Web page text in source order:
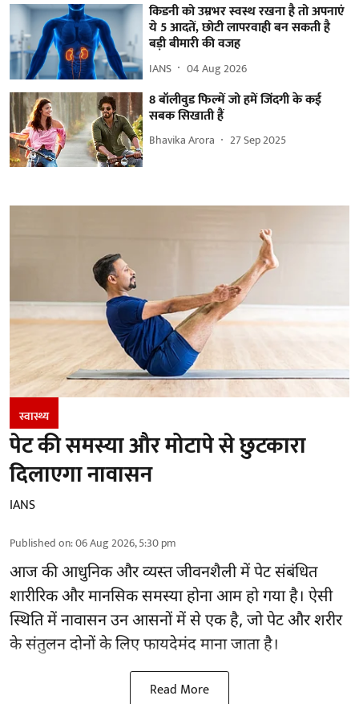
किडनी को उम्रभर स्वस्थ रखना है तो अपनाएं
ये 5 आदतें, छोटी लापरवाही बन सकती है
बड़ी बीमारी की वजह
IANS 04 Aug 2026
8 बॉलीवुड फिल्में जो हमें जिंदगी के कई
सबक सिखाती हैं
Bhavika Arora 27 Sep 2025
स्वास्थ्य
पेट की समस्या और मोटापे से छुटकारा
दिलाएगा नावासन
IANS
Published on:06 Aug 2026, 5:30 pm
आज की आधुनिक और व्यस्त जीवनशैली में पेट संबंधित
शारीरिक और मानसिक समस्या होना आम हो गया है। ऐसी
स्थिति में नावासन उनआसनोंमें से एक है, जो पेट और शरीर
के संतुलन दोनों के लिए फायदेमंद माना जाता है।
Read More